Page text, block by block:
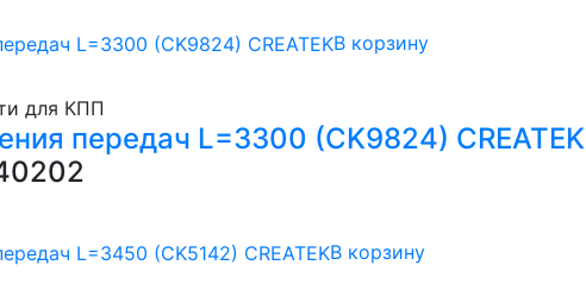
В корзину
для КПП
передач L=3300 (CK9824) CREATEK
В корзину